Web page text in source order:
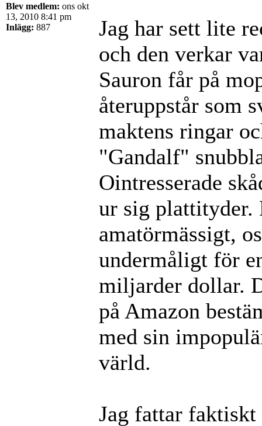
Blev medlem: ons okt
13, 2010 8:41 pm
Inlägg: 887
Jag har sett lite
och den verkar
Sauron får på
återuppstår som
maktens ringar
"Gandalf"
Ointresserade
ur sig plattityder.
amatörmässigt,
undermåligt för
miljarder dollar.
på Amazon
med sin
värld.
Jag fattar